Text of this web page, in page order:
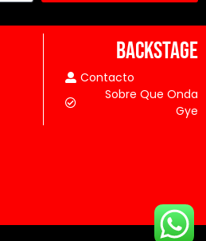
BACKSTAGE
Contacto
Sobre Que Onda
Gye